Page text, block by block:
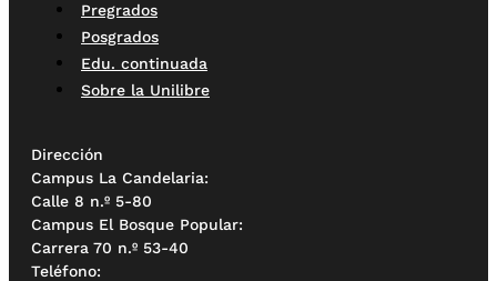
Pregrados
Posgrados
Edu. continuada
Sobre la Unilibre
Dirección
Campus La Candelaria:
Calle 8 n.º 5-80
Campus El Bosque Popular:
Carrera 70 n.º 53-40
Teléfono: